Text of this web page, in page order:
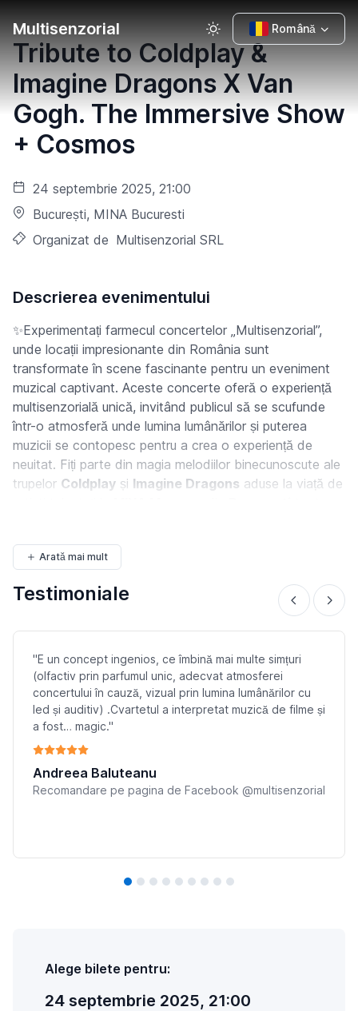
Multisenzorial Română
Tribute to Coldplay &
Imagine Dragons X Van
Gogh. The Immersive Show
+ Cosmos
24 septembrie 2025, 21:00
București, MINA Bucuresti
Organizat de Multisenzorial SRL
Descrierea evenimentului
✨Experimentați farmecul concertelor „Multisenzorial”,
unde locații impresionante din România sunt
transformate în scene fascinante pentru un eveniment
muzical captivant. Aceste concerte oferă o experiență
multisenzorială unică, invitând publicul să se scufunde
într-o atmosferă unde lumina lumânărilor și puterea
muzicii se contopesc pentru a crea o experiență de
neuitat. Fiți parte din magia melodiilor binecunoscute ale
trupelor Coldplay și Imagine Dragons aduse la viață de
Arată mai mult
Testimoniale
"E un concept ingenios, ce îmbină mai multe simțuri
(olfactiv prin parfumul unic, adecvat atmosferei
concertului în cauză, vizual prin lumina lumânărilor cu
led și auditiv) .Cvartetul a interpretat muzică de filme și
a fost… magic."
Andreea Baluteanu
Recomandare pe pagina de Facebook @multisenzorial
Alege bilete pentru:
24 septembrie 2025, 21:00